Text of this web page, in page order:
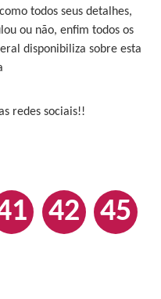
todos seus detalhes,
ou não, enfim todos os
disponibiliza sobre esta
redes sociais!!
42 45